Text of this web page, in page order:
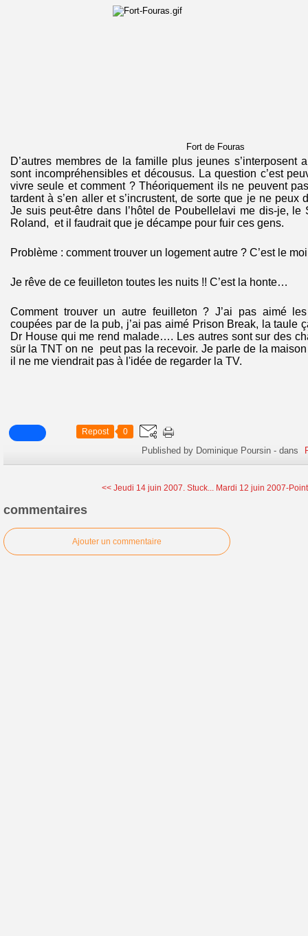
Fort de Fouras
D’autres membres de la famille plus jeunes s’interposent
sont incompréhensibles et décousus. La question c’est
vivre seule et comment ? Théoriquement ils ne peuvent
tardent à s’en aller et s’incrustent, de sorte que je ne peux
Je suis peut-être dans l’hôtel de Poubellelavi me dis-je, le
Roland, et il faudrait que je décampe pour fuir ces gens.
Problème : comment trouver un logement autre ? C’est le
Je rêve de ce feuilleton toutes les nuits !! C’est la honte…
Comment trouver un autre feuilleton ? J’ai pas aimé
coupées par de la pub, j’ai pas aimé Prison Break, la taule
Dr House qui me rend malade…. Les autres sont sur des
sür la TNT on ne peut pas la recevoir. Je parle de la
il ne me viendrait pas à l'idée de regarder la TV.
Repost 0
Published by Dominique Poursin -dans
<< Jeudi 14 juin 2007. Stuck... Mardi 12 juin 2007-
commentaires
Ajouter un commentaire